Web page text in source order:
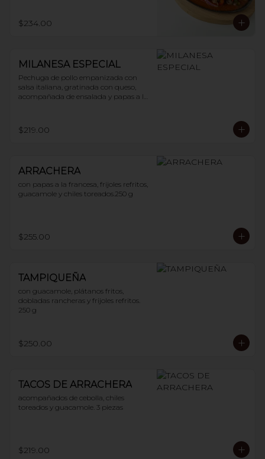
$234.00
MILANESA ESPECIAL
Pechuga de pollo empanizada con
salsa italiana, gratinada con queso,
acompañada de ensalada y papas a la
$219.00
ARRACHERA
con papas a la francesa, frijoles refritos,
guacamole y chiles toreados.250 g
$255.00
TAMPIQUEÑA
con guacamole, plátanos fritos,
dobladas rancheras y frijoles refritos.
250 g
$250.00
TACOS DE ARRACHERA
acompañados de cebolla, chiles
toreados y guacamole. 3 piezas
$219.00